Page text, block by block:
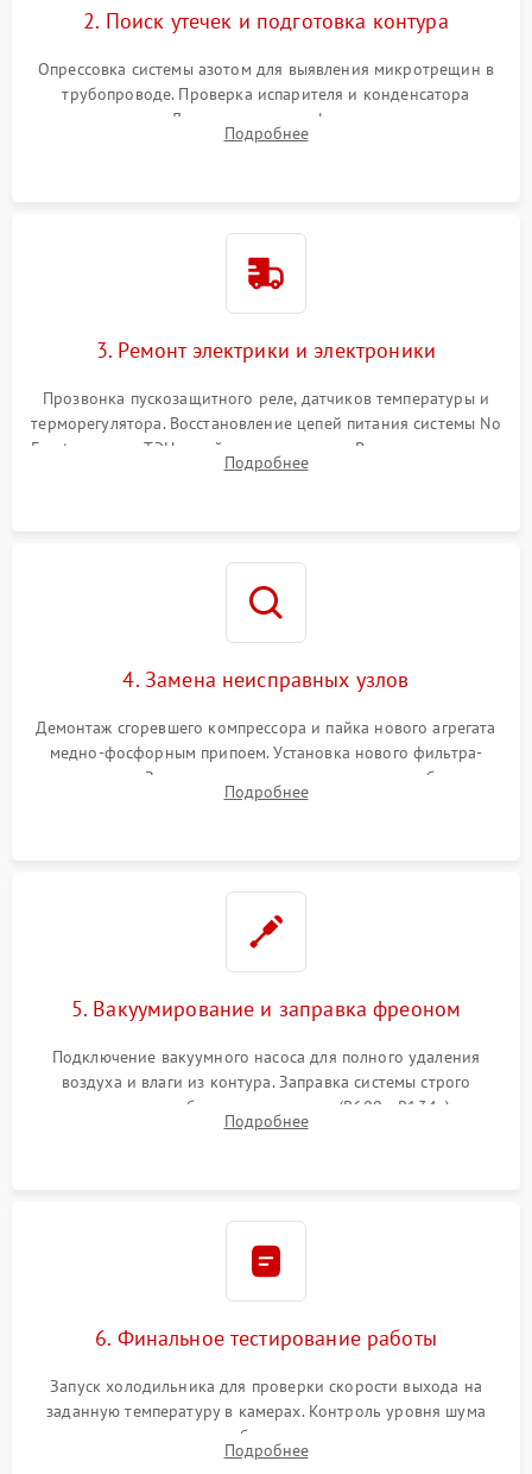
2. Поиск утечек и подготовка контура
Опрессовка системы азотом для выявления микротрещин в
трубопроводе. Проверка испарителя и конденсатора
течеискателем. Демонтаж старого фильтра-осушителя и
продувка капиллярной трубки для устранения засоров.
Подробнее
3. Ремонт электрики и электроники
Прозвонка пускозащитного реле, датчиков температуры и
терморегулятора. Восстановление цепей питания системы No
Frost, включая ТЭН оттайки и вентилятор. Ремонт или замена
платы управления при сбоях алгоритмов.
Подробнее
4. Замена неисправных узлов
Демонтаж сгоревшего компрессора и пайка нового агрегата
медно-фосфорным припоем. Установка нового фильтра-
осушителя. Замена изношенных вентиляторов обдува,
сломанных заслонок или поврежденных дверных петель.
Подробнее
5. Вакуумирование и заправка фреоном
Подключение вакуумного насоса для полного удаления
воздуха и влаги из контура. Заправка системы строго
дозированным объемом хладагента (R600a, R134a) по
электронным весам. Контроль рабочего давления в системе.
Подробнее
6. Финальное тестирование работы
Запуск холодильника для проверки скорости выхода на
заданную температуру в камерах. Контроль уровня шума
компрессора, отсутствия обмерзания стенок и корректного
срабатывания системы автоматической оттайки.
Подробнее